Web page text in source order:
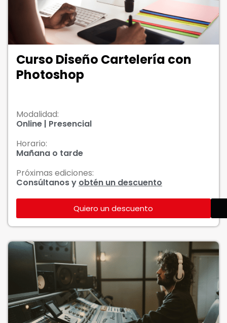
Curso Diseño Cartelería con
Photoshop
Modalidad:
Online | Presencial
Horario:
Mañana o tarde
Próximas ediciones:
Consúltanos y obtén un descuento
Quiero un descuento